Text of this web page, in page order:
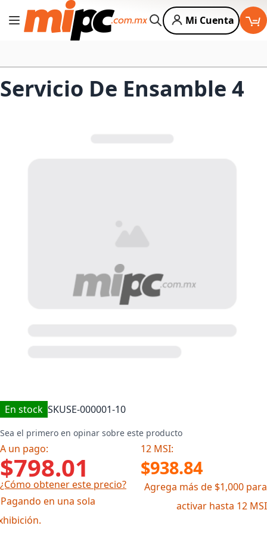
Cambiar Nav
Buscar
Mi Cuenta
Servicio De Ensamble 4
En stock SKUSE-000001-10
Sea el primero en opinar sobre este producto
A un pago: 12 MSI:
$798.01 $938.84
¿Cómo obtener este precio?
en una sola
Agrega más de $1,000 para
activar hasta 12 MSI